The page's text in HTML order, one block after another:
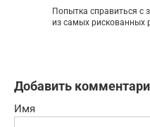
Попытка справиться с
из самых рискованных
Добавить
Имя